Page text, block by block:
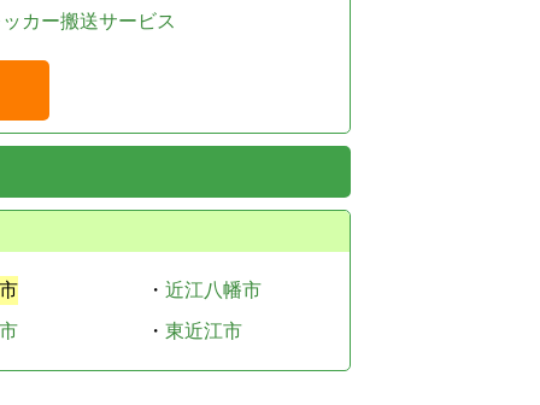
カー搬送サービス
・ 近江八幡市
・ 東近江市